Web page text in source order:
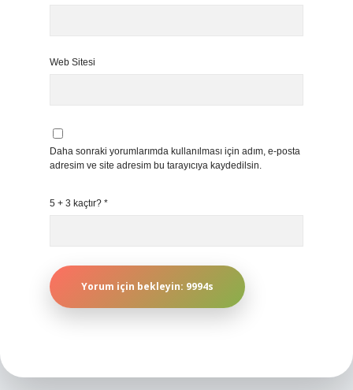
Web Sitesi
Daha sonraki yorumlarımda kullanılması için adım, e-posta
adresim ve site adresim bu tarayıcıya kaydedilsin.
5 + 3 kaçtır? *